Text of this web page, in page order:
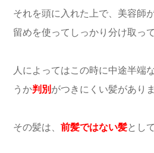
それを頭に入れた上で、美容師
留めを使ってしっかり分け取っ
人によってはこの時に中途半端
うか判別 がつきにくい髪がありま
その髪は、 前髪ではない髪とし